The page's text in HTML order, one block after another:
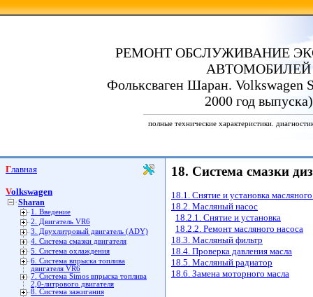
РЕМОНТ ОБСЛУЖИВАНИЕ
АВТОМОБИЛЕЙ
Фольксваген Шаран. Volkswagen
2000 год выпуска)
полные технические характеристики.
Главная
Volkswagen
Sharan
1. Введение
2. Двигатель VR6
3. Двухлитровый двигатель (ADY)
4. Система смазки двигателя
5. Система охлаждения
6. Система впрыска топлива
двигателя VR6
7. Система Simos впрыска топлива
2,0-литрового двигателя
8. Система зажигания
18. Система смазки
18.1. Снятие и установка
18.2. Масляный насос
18.2.1. Снятие и установка
18.2.2. Ремонт масляного насоса
18.3. Масляный фильтр
18.4. Проверка давления масла
18.5. Масляный радиатор
18.6. Замена моторного масла